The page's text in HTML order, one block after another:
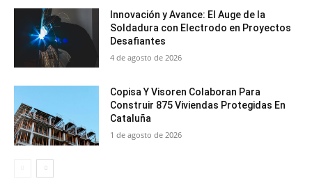
Innovación y Avance: El Auge de la
Soldadura con Electrodo en Proyectos
Desafiantes
4 de agosto de 2026
Copisa Y Visoren Colaboran Para
Construir 875 Viviendas Protegidas En
Cataluña
1 de agosto de 2026